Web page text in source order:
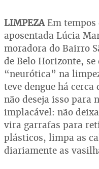
LIMPEZAEm tempos
aposentada Lúcia
moradora do Bairro
de Belo Horizonte,
“neurótica” na
teve dengue há cerca
não deseja isso para
implacável: não
vira garrafas para
plásticos, limpa as
diariamente as